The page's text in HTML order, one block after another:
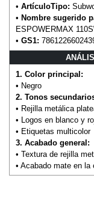
• ArtículoTipo:
• Nombre sugerido
ESPOWERMAX
• GS1:
1. Color principal:
• Negro
2. Tonos
• Rejilla metálica
• Logos en blanco y
• Etiquetas multicolor
3. Acabado general:
• Textura de rejilla
• Acabado mate en la